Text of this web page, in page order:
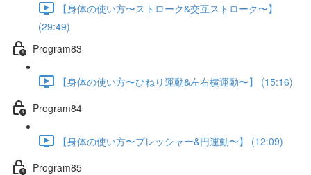
【身体の使い方〜ストローク&交互ストローク〜】
(29:49)
Program83
【身体の使い方〜ひねり運動&左右横運動〜】 (15:16)
Program84
【身体の使い方〜プレッシャー&円運動〜】 (12:09)
Program85